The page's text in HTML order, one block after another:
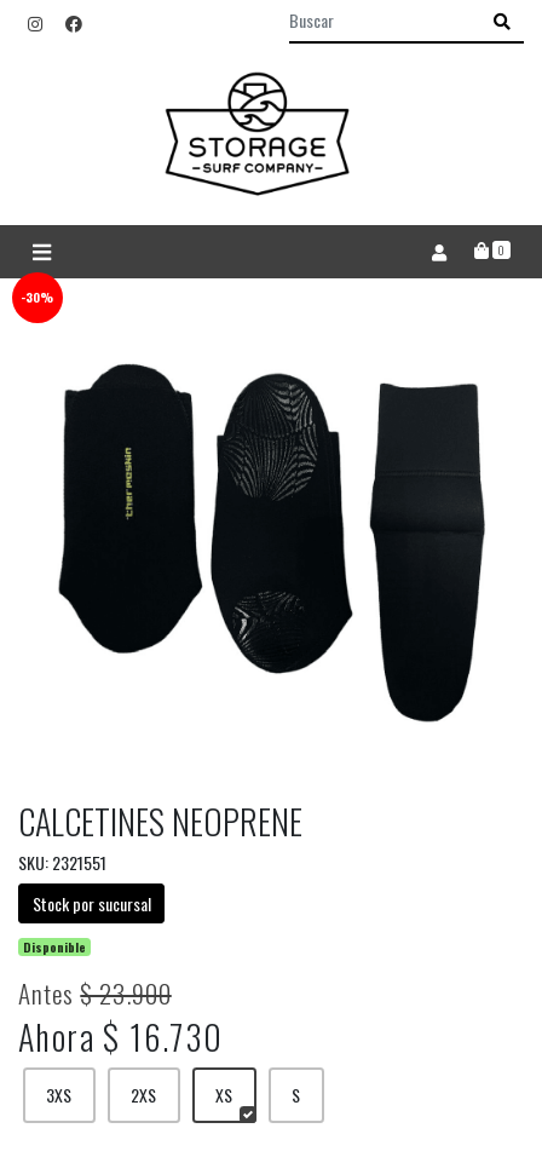
0
-30%
CALCETINES NEOPRENE
SKU: 2321551
Stock por sucursal
Disponible
Antes$ 23.900
Ahora $ 16.730
3XS 2XS XS S